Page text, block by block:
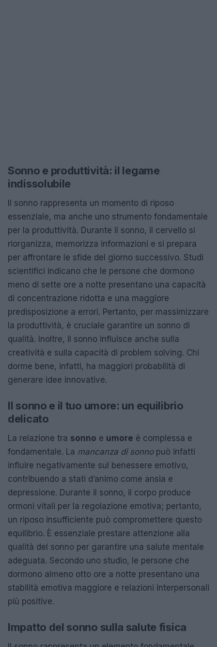
Sonno e produttività: il legame
indissolubile
Il sonno rappresenta un momento di riposo
essenziale, ma anche uno strumento fondamentale
per la produttività. Durante il sonno, il cervello si
riorganizza, memorizza informazioni e si prepara
per affrontare le sfide del giorno successivo. Studi
scientifici indicano che le persone che dormono
meno di sette ore a notte presentano una capacità
di concentrazione ridotta e una maggiore
predisposizione a errori. Pertanto, per massimizzare
la produttività, è cruciale garantire un sonno di
qualità. Inoltre, il sonno influisce anche sulla
creatività e sulla capacità di problem solving. Chi
dorme bene, infatti, ha maggiori probabilità di
generare idee innovative.
Il sonno e il tuo umore: un equilibrio
delicato
La relazione tra sonno e umore è complessa e
fondamentale. La mancanza di sonnopuò infatti
influire negativamente sul benessere emotivo,
contribuendo a stati d’animo come ansia e
depressione. Durante il sonno, il corpo produce
ormoni vitali per la regolazione emotiva; pertanto,
un riposo insufficiente può compromettere questo
equilibrio. È essenziale prestare attenzione alla
qualità del sonno per garantire una salute mentale
adeguata. Secondo uno studio, le persone che
dormono almeno otto ore a notte presentano una
stabilità emotiva maggiore e relazioni interpersonali
più positive.
Impatto del sonno sulla salute fisica